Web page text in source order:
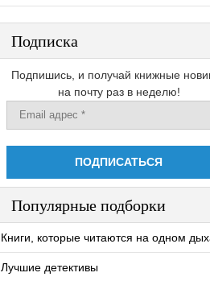
Подписка
Подпишись, и получай книжные
на почту раз в неделю!
Популярные подборки
Книги, которые читаются на одном
Лучшие детективы